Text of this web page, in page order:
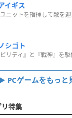
イギス
ニットを指揮して敵を迎
シゴト
PCゲームをもっと
特集